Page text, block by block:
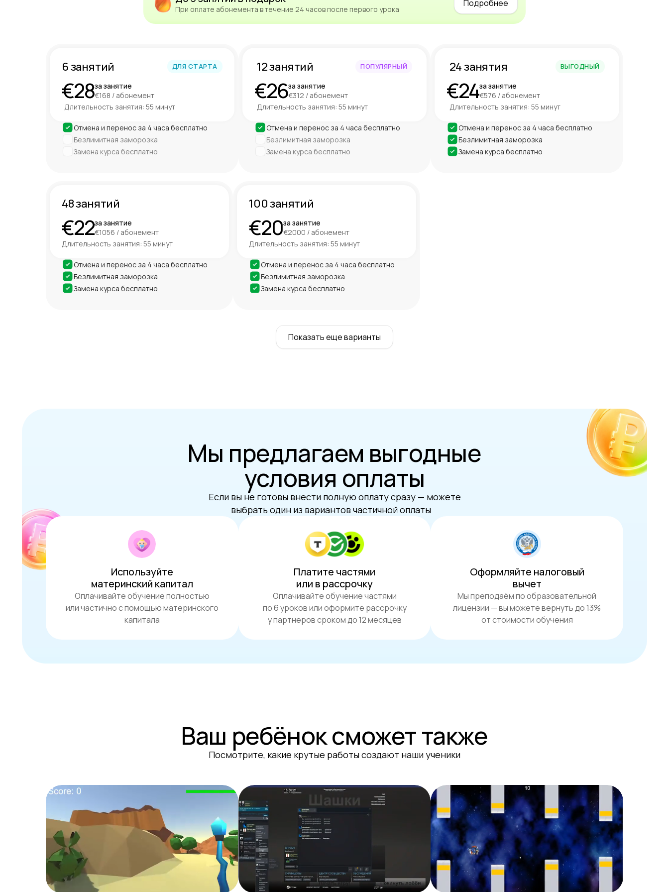
При оплате абонемента в течение 24 часов после первого урока
Подробнее
6 занятий ДЛЯ СТАРТА
€28за занятие
€168 / абонемент
Длительность занятия: 55 минут
Отмена и перенос за 4 часа бесплатно
Безлимитная заморозка
Замена курса бесплатно
12 занятий ПОПУЛЯРНЫЙ
€26за занятие
€312 / абонемент
Длительность занятия: 55 минут
Отмена и перенос за 4 часа бесплатно
Безлимитная заморозка
Замена курса бесплатно
24 занятия ВЫГОДНЫЙ
€24за занятие
€576 / абонемент
Длительность занятия: 55 минут
Отмена и перенос за 4 часа бесплатно
Безлимитная заморозка
Замена курса бесплатно
48 занятий
€22за занятие
€1056 / абонемент
Длительность занятия: 55 минут
Отмена и перенос за 4 часа бесплатно
Безлимитная заморозка
Замена курса бесплатно
100 занятий
€20за занятие
€2000 / абонемент
Длительность занятия: 55 минут
Отмена и перенос за 4 часа бесплатно
Безлимитная заморозка
Замена курса бесплатно
Показать еще варианты
Мы предлагаем выгодные
условия оплаты
Если вы не готовы внести полную оплату сразу — можете
выбрать один из вариантов частичной оплаты
Используйте
материнский капитал
Оплачивайте обучение полностью
или частично с помощью материнского
капитала
Платите частями
или в рассрочку
Оплачивайте обучение частями
по 6 уроков или оформите рассрочку
у партнеров сроком до 12 месяцев
Оформляйте налоговый
вычет
Мы преподаём по образовательной
лицензии — вы можете вернуть до 13%
от стоимости обучения
Ваш ребёнок сможет также
Посмотрите, какие крутые работы создают наши ученики